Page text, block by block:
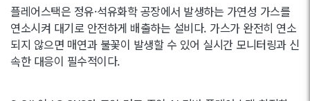
플레어스택은 정유·석유화학 공장에서 발생하는 가연성 가스를
연소시켜 대기로 안전하게 배출하는 설비다. 가스가 완전히 연소
되지 않으면 매연과 불꽃이 발생할 수 있어 실시간 모니터링과 신
속한 대응이 필수적이다.